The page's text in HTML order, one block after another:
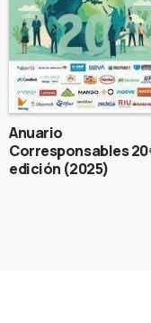
Anuario
Corresponsables
edición (2025)